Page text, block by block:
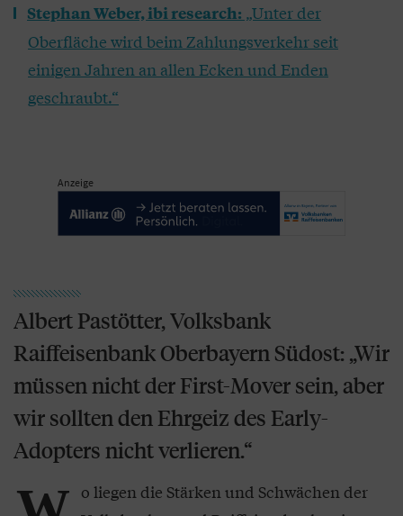
Stephan Weber, ibi research: „Unter der
Oberfläche wird beim Zahlungsverkehr seit
einigen Jahren an allen Ecken und Enden
geschraubt.“
Anzeige
Albert Pastötter, Volksbank
Raiffeisenbank Oberbayern Südost: „Wir
müssen nicht der First-Mover sein, aber
wir sollten den Ehrgeiz des Early-
Adopters nicht verlieren.“
o liegen die Stärken und Schwächen der